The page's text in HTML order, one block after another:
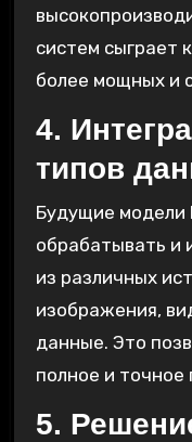
систем сыграет
более мощных и
4.
типов
Будущие модели
обрабатывать и
из различных
изображения,
данные. Это
полное и точное
5.